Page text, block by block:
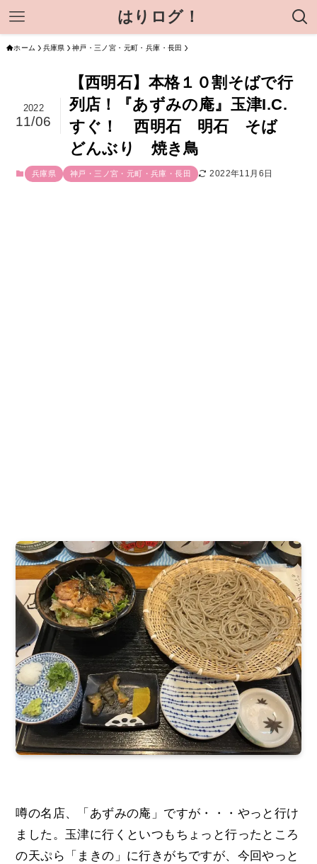
はりログ！
ホーム 兵庫県 神戸・三ノ宮・元町・兵庫・長田
【西明石】本格１０割そばで行
列店！『あずみの庵』玉津I.C.
すぐ！ 西明石 明石 そば
どんぶり 焼き鳥
2022
11/06
兵庫県 神戸・三ノ宮・元町・兵庫・長田 2022年11月6日
噂の名店、「あずみの庵」ですが・・・やっと行け
ました。玉津に行くといつもちょっと行ったところ
の天ぷら「まきの」に行きがちですが、今回やっと